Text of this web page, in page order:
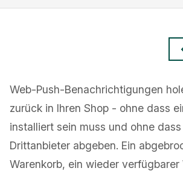
Web-Push-Benachrichtigungen
zurück in Ihren Shop - ohne dass
installiert sein muss und ohne
Drittanbieter abgeben. Ein
Warenkorb, ein wieder verfügbarer